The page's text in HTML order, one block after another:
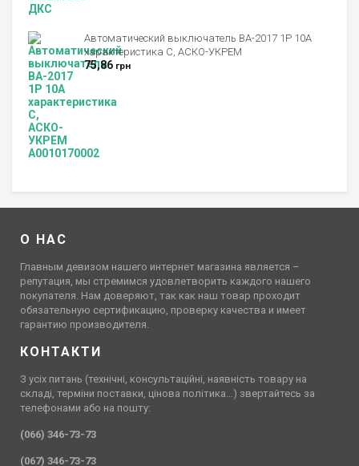
Автоматический выключатель ВА-2017 1P 10А
характеристика C, АСКО-УКРЕМ
75,86 грн
О НАС
Главным девизом нашего интернет магазина является –
репутация, мы стремимся удовлетворить каждого нашего
покупателя. Нам доверяют, так как наш товар проходит
обязательную сертификацию, проверку качества и имеет
гарантию производителя.
КОНТАКТИ
З усіх питань (технічні, консультаційні, наявність товару на
складі, терміни поставки, цінова політика…) звертайтесь за
телефонами або на пошту:
(066) 346-73-73
(067) 346-73-73